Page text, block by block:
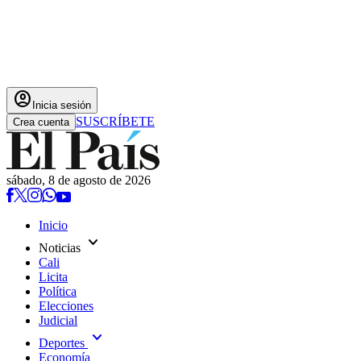
account_circle Inicia sesión
Crea cuenta SUSCRÍBETE
sábado, 8 de agosto de 2026
Inicio
Noticias expand_more
Cali
Licita
Política
Elecciones
Judicial
Deportes expand_more
Economía